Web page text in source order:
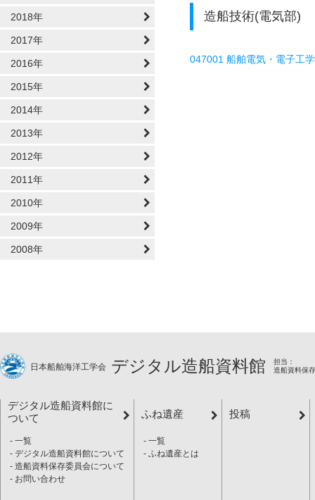
2018年
2017年
2016年
2015年
2014年
2013年
2012年
2011年
2010年
2009年
2008年
造船技術(電気部)
047001 船舶電気・電子工
日本船舶海洋工学会 デジタル造船資料館
担当：
造船資料保
デジタル造船資料館に
ついて
一覧
デジタル造船資料館について
造船資料保存委員会について
お問い合わせ
ふね遺産
一覧
ふね遺産とは
投稿